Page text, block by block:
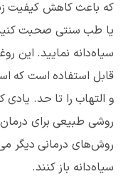
که باعث کاهش کیفیت
یا طب سنتی صحبت
سیاه‌دانه نمایید.
قابل استفاده است که
و التهاب را تا حد.
روشی طبیعی برای
روش‌های درمانی دیگر
سیاه‌دانه باز کنند.